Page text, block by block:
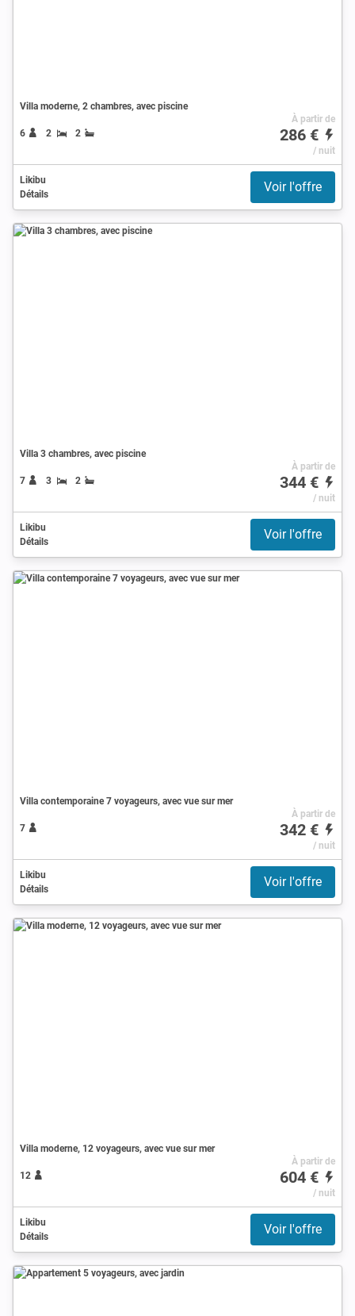
Villa moderne, 2 chambres, avec piscine
6 2 2
À partir de
286 €
/ nuit
Likibu
Détails
Voir l'offre
Villa 3 chambres, avec piscine
7 3 2
À partir de
344 €
/ nuit
Likibu
Détails
Voir l'offre
Villa contemporaine 7 voyageurs, avec vue sur mer
7
À partir de
342 €
/ nuit
Likibu
Détails
Voir l'offre
Villa moderne, 12 voyageurs, avec vue sur mer
12
À partir de
604 €
/ nuit
Likibu
Détails
Voir l'offre